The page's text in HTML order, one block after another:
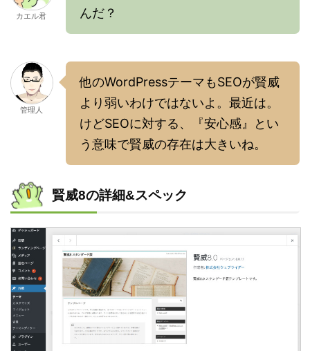
カエル君
んだ？
管理人
他のWordPressテーマもSEOが賢威
より弱いわけではないよ。最近は。
けどSEOに対する、『安心感』とい
う意味で賢威の存在は大きいね。
賢威8の詳細&スペック